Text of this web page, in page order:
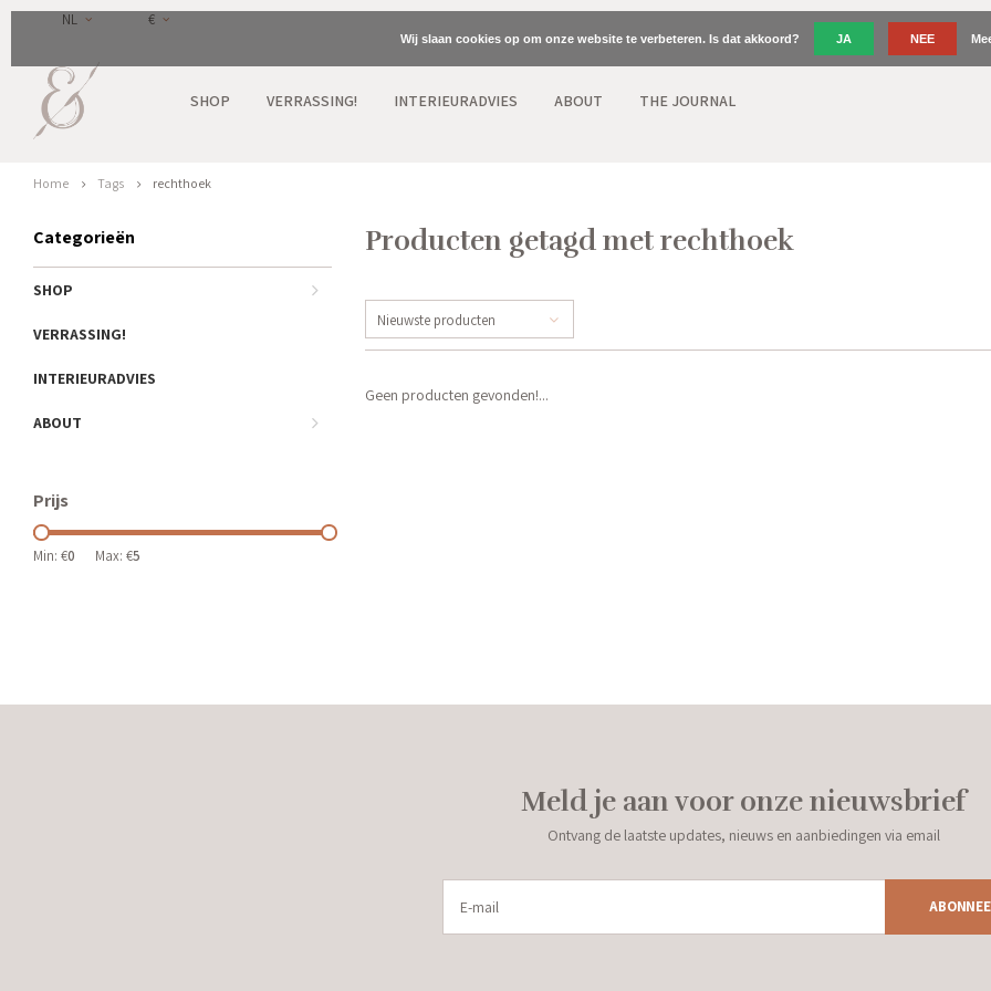
NL €
SHOP VERRASSING! INTERIEURADVIES ABOUT THE JOURNAL
Home Tags rechthoek
Categorieën
SHOP
VERRASSING!
INTERIEURADVIES
ABOUT
Prijs
Min: €0 Max: €5
Producten getagd met rechthoek
Nieuwste producten
Geen producten gevonden!...
Meld je aan voor onze nieuwsbrief
Ontvang de laatste updates, nieuws en aanbiedingen via email
Wij slaan cookies op om onze website te verbeteren. Is dat akkoord? JA NEE